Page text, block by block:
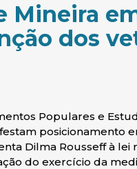
Mineira
dos
Populares e
posicionamento
Dilma Rousseff à lei
do exercício da